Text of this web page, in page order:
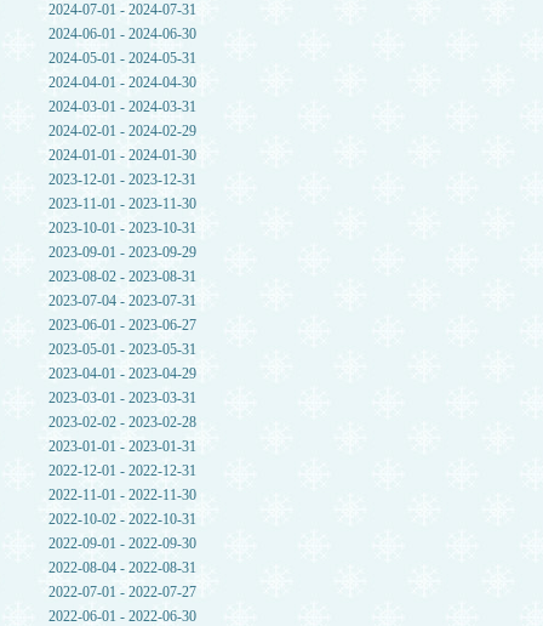
2024-07-01 - 2024-07-31
2024-06-01 - 2024-06-30
2024-05-01 - 2024-05-31
2024-04-01 - 2024-04-30
2024-03-01 - 2024-03-31
2024-02-01 - 2024-02-29
2024-01-01 - 2024-01-30
2023-12-01 - 2023-12-31
2023-11-01 - 2023-11-30
2023-10-01 - 2023-10-31
2023-09-01 - 2023-09-29
2023-08-02 - 2023-08-31
2023-07-04 - 2023-07-31
2023-06-01 - 2023-06-27
2023-05-01 - 2023-05-31
2023-04-01 - 2023-04-29
2023-03-01 - 2023-03-31
2023-02-02 - 2023-02-28
2023-01-01 - 2023-01-31
2022-12-01 - 2022-12-31
2022-11-01 - 2022-11-30
2022-10-02 - 2022-10-31
2022-09-01 - 2022-09-30
2022-08-04 - 2022-08-31
2022-07-01 - 2022-07-27
2022-06-01 - 2022-06-30